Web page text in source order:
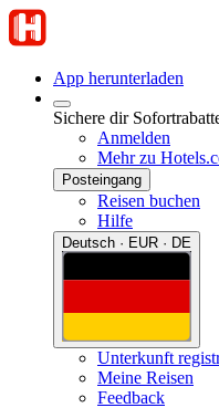
App herunterladen
Sichere dir
Anmelden
Mehr zu
Posteingang
Reisen buchen
Hilfe
Deutsch · EUR · DE
Unterkunft
Meine Reisen
Feedback